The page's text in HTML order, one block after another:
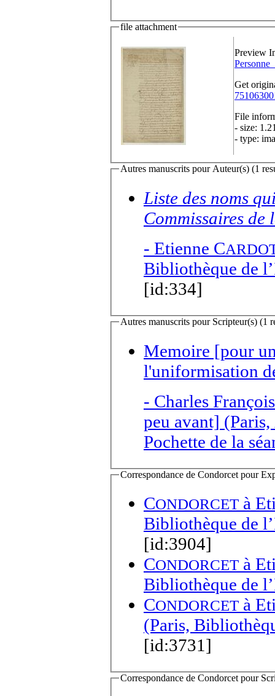
file attachment
Preview
Get
File
- size:
- type:
Autres manuscrits pour Auteur(s) (1
Liste des noms
Commissaires
- Etienne C
Bibliothèque de
[id:334]
Autres manuscrits pour Scripteur(s) (1
Memoire [pour
l'uniformisation
- Charles
peu avant]
Pochette de la
Correspondance de Condorcet pour
CONDORCET à
Bibliothèque de
[id:3904]
CONDORCET à
Bibliothèque de
CONDORCET à
(Paris,
[id:3731]
Correspondance de Condorcet pour